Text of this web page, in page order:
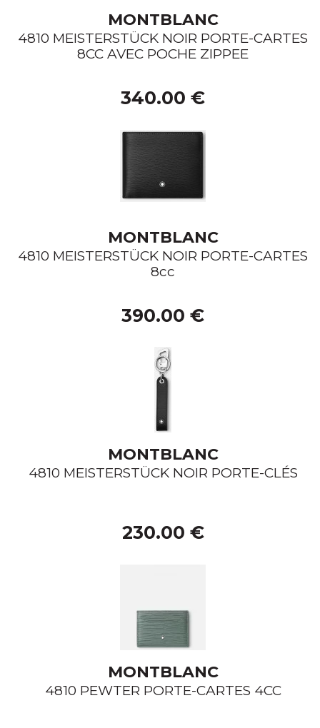
MONTBLANC
4810 MEISTERSTÜCK NOIR PORTE-CARTES
8CC AVEC POCHE ZIPPEE
340.00 €
MONTBLANC
4810 MEISTERSTÜCK NOIR PORTE-CARTES
8cc
390.00 €
MONTBLANC
4810 MEISTERSTÜCK NOIR PORTE-CLÉS
230.00 €
MONTBLANC
4810 PEWTER PORTE-CARTES 4CC